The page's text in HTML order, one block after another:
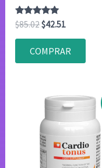
Valorado
con
4.83
de 5
$85.02El
original
era:
$42.51
actual
es:
COMPRAR